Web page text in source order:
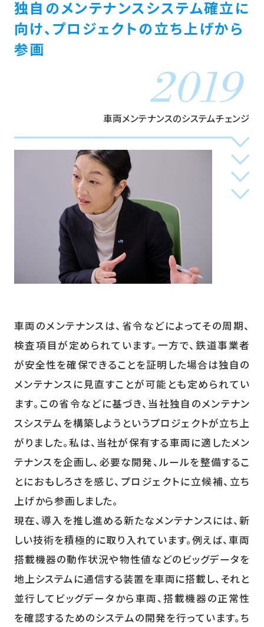
独自のメンテナンスシステム確立に
向け、 プロジェクトの立ち上げから
参画
車両メンテナンスのシステムチェンジ
車両のメンテナンスは、省令などによってその周期、
検査項目が定められています。一方で、鉄道事業者
が安全性を確保できることを証明した場合は独自の
メンテナンスに見直すことが可能とも定められてい
ます。この省令などに基づき、当社独自のメンテナン
スシステムを構築しようというプロジェクトが立ち上
がりました。私は、当社が保有する車両に適したメン
テナンスを企画し、必要な開発、ルールを整備するこ
とにおもしろさを感じ、プロジェクトに立候補、立ち
上げから参画しました。
現在、導入を推し進める新たなメンテナンスには、新
しい技術を積極的に取り入れています。例えば、車両
搭載機器の動作状況や物性値などのビッグデータを
地上システムに通信する装置を車両に搭載し、それと
並行してビッグデータから車両、搭載機器の正常性
を確認するためのシステムの開発を行っています。ち